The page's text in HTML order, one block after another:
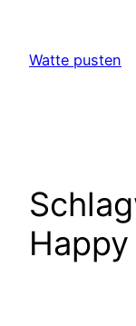
springen
Watte pusten